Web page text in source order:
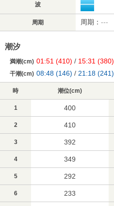
波
周期 周期： ---
潮汐
満潮(cm) 01:51 (410) / 15:31 (380)
干潮(cm) 08:48 (146) / 21:18 (241)
時 潮位(cm)
1 400
2 410
3 392
4 349
5 292
6 233